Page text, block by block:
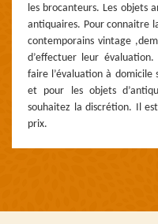
les brocanteurs. Les objets
antiquaires. Pour connaitre
contemporains vintage
d’effectuer leur
faire l’évaluation à domicile
et pour les objets
souhaitez la discrétion. Il
prix.